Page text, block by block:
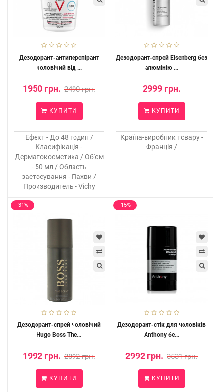
Дезодорант-антиперспірант
чоловічий від ...
1950 грн. 2490 грн.
КУПИТИ
Ефект - До 48 годин /
Класифікація -
Дерматокосметика / Об'єм
- 50 мл / Область
застосування - Пахви /
Производитель - Vichy
Дезодорант-спрей Eisenberg без
алюмінію ...
2999 грн.
КУПИТИ
Країна-виробник товару -
Франція /
-31%
Дезодорант-спрей чоловічий
Hugo Boss The...
1992 грн. 2892 грн.
КУПИТИ
-15%
Дезодорант-стік для чоловіків
Anthony бе...
2992 грн. 3531 грн.
КУПИТИ